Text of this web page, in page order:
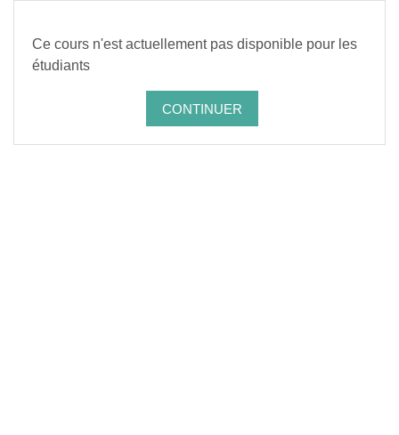
Ce cours n'est actuellement pas disponible pour les
étudiants
CONTINUER